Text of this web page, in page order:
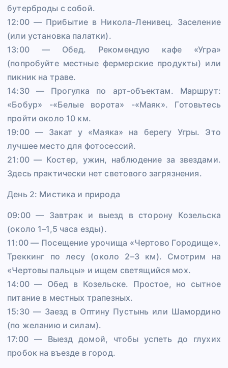
бутерброды с собой.
12:00 — Прибытие в Никола-Ленивец. Заселение
(или установка палатки).
13:00 — Обед. Рекомендую кафе «Угра»
(попробуйте местные фермерские продукты) или
пикник на траве.
14:30 — Прогулка по арт-объектам. Маршрут:
«Бобур» -«Белые ворота» -«Маяк». Готовьтесь
пройти около 10 км.
19:00 — Закат у «Маяка» на берегу Угры. Это
лучшее место для фотосессий.
21:00 — Костер, ужин, наблюдение за звездами.
Здесь практически нет светового загрязнения.
День 2: Мистика и природа
09:00 — Завтрак и выезд в сторону Козельска
(около 1–1,5 часа езды).
11:00 — Посещение урочища «Чертово Городище».
Треккинг по лесу (около 2–3 км). Смотрим на
«Чертовы пальцы» и ищем светящийся мох.
14:00 — Обед в Козельске. Простое, но сытное
питание в местных трапезных.
15:30 — Заезд в Оптину Пустынь или Шамордино
(по желанию и силам).
17:00 — Выезд домой, чтобы успеть до глухих
пробок на въезде в город.